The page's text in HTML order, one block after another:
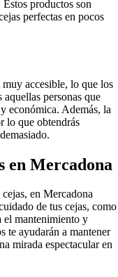
productos son
perfectas en pocos
accesible, lo que los
personas que
económica. Además, la
lo que obtendrás
en Mercadona
en Mercadona
de tus cejas, como
el mantenimiento y
te ayudarán a mantener
mirada espectacular en